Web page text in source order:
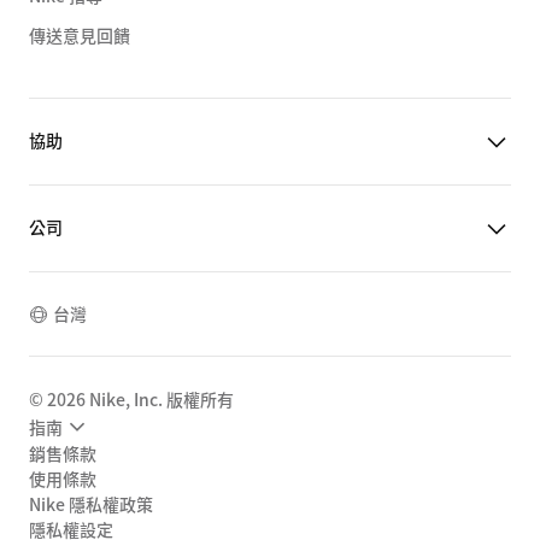
傳送意見回饋
協助
公司
台灣
© 2026 Nike, Inc. 版權所有
指南
銷售條款
使用條款
Nike 隱私權政策
隱私權設定